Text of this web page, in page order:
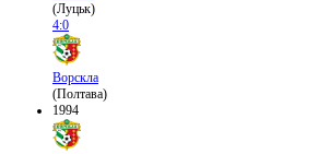
(Луцьк)
4:0
Ворскла
(Полтава)
1994